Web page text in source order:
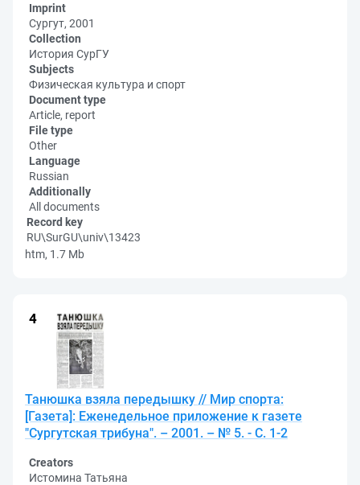
Imprint
Сургут, 2001
Collection
История СурГУ
Subjects
Физическая культура и спорт
Document type
Article, report
File type
Other
Language
Russian
Additionally
All documents
Record key
RU\SurGU\univ\13423
htm, 1.7 Mb
Танюшка взяла передышку // Мир спорта:
[Газета]: Еженедельное приложение к газете
"Сургутская трибуна". – 2001. – № 5. - С. 1-2
Creators
Истомина Татьяна